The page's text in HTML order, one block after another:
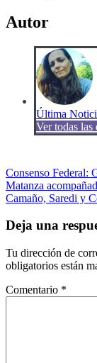
Autor
Última
Ver todas las
Navegación
de
Consenso Federal:
Matanza
Camaño, Saredi y
Deja una
Tu dirección de
obligatorios están
Comentario *